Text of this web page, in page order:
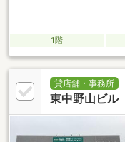
1階
貸店舗・事務所
東中野山ビル